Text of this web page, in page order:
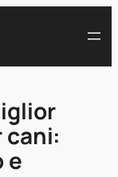
cani:
e